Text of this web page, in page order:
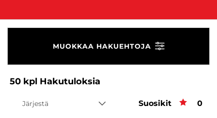
MUOKKAA HAKUEHTOJA
50 kpl Hakutuloksia
Järjestä Suosikit 0